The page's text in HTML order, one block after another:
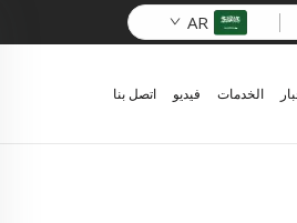
AR
الخدمات فيديو اتصل بنا